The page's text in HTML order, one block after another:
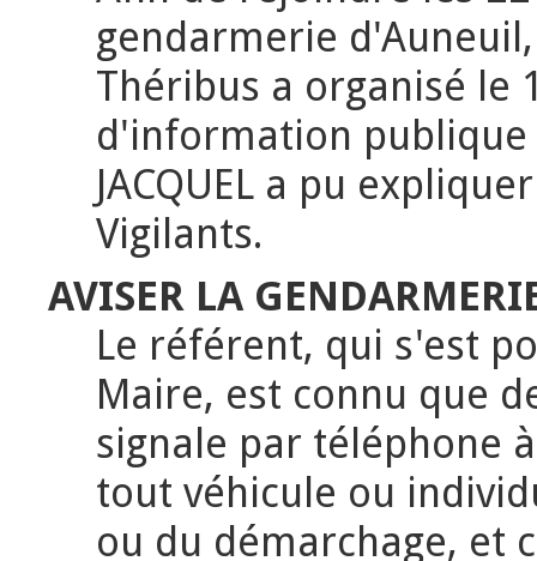
gendarmerie
Théribus a organisé le
d'information
JACQUEL a pu
Vigilants.
AVISER LA
Le référent, qui s'est
Maire, est connu que
signale par téléphone
tout véhicule ou
ou du démarchage, et